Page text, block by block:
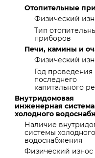
Отопительные
Физический
Тип
приборов
Печи, камины и
Физический
Год проведения
последнего
капитального
Внутридомовая
инженерная система
холодного
Наличие
системы холодного
водоснабжения
Физический износ